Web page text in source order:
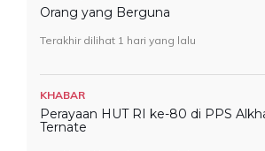
Orang yang Berguna
Terakhir dilihat 1 hari yang lalu
KHABAR
Perayaan HUT RI ke-80 di PPS
Ternate